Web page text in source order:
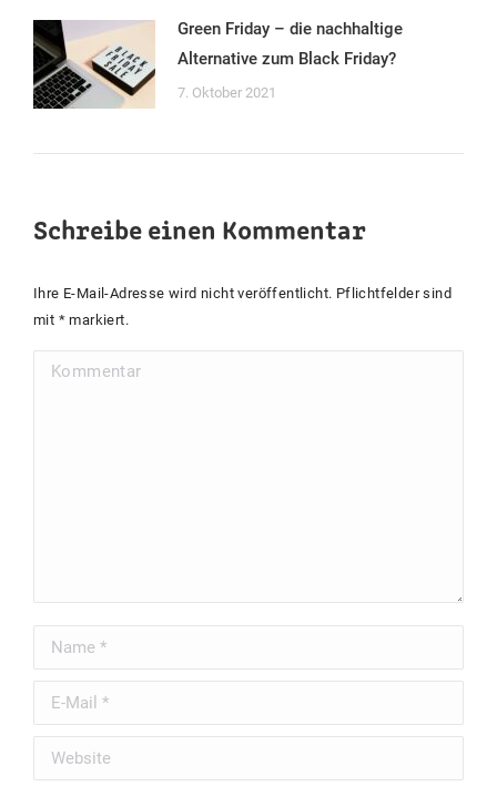
Green Friday – die nachhaltige
Alternative zum Black Friday?
7. Oktober 2021
Schreibe einen Kommentar
Ihre E-Mail-Adresse wird nicht veröffentlicht. Pflichtfelder sind
mit * markiert.
Kommentar
Name *
Email *
Website